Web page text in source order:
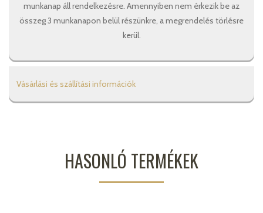
munkanap áll rendelkezésre. Amennyiben nem érkezik be az
összeg 3 munkanapon belül részünkre, a megrendelés törlésre
kerül.
Vásárlási és szállítási információk
HASONLÓ TERMÉKEK